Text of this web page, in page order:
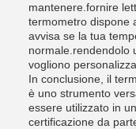
mantenere.fornire
termometro dispone
avvisa se la tua
normale.rendendolo
vogliono
In conclusione, il
è uno strumento
essere utilizzato in
certificazione da